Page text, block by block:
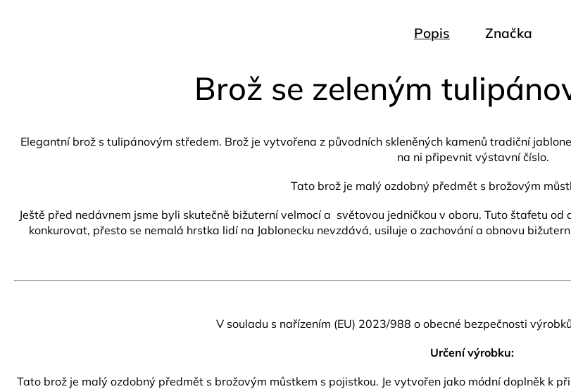
Popis Značka
Brož se zeleným
Elegantní brož s tulipánovým středem. Brož je vytvořena z původních skleněných kamenů tradiční
na ni připevnit výstavní číslo.
Tato brož je malý ozdobný předmět s brožovým
Ještě před nedávnem jsme byli skutečně bižuterní velmocí a světovou jedničkou v oboru. Tuto štafetu
konkurovat, přesto se nemalá hrstka lidí na Jablonecku nevzdává, usiluje o zachování a obnovu
V souladu s nařízením (EU) 2023/988 o obecné bezpečnosti
Určení výrobku:
Tato brož je malý ozdobný předmět s brožovým můstkem s pojistkou. Je vytvořen jako módní doplněk k